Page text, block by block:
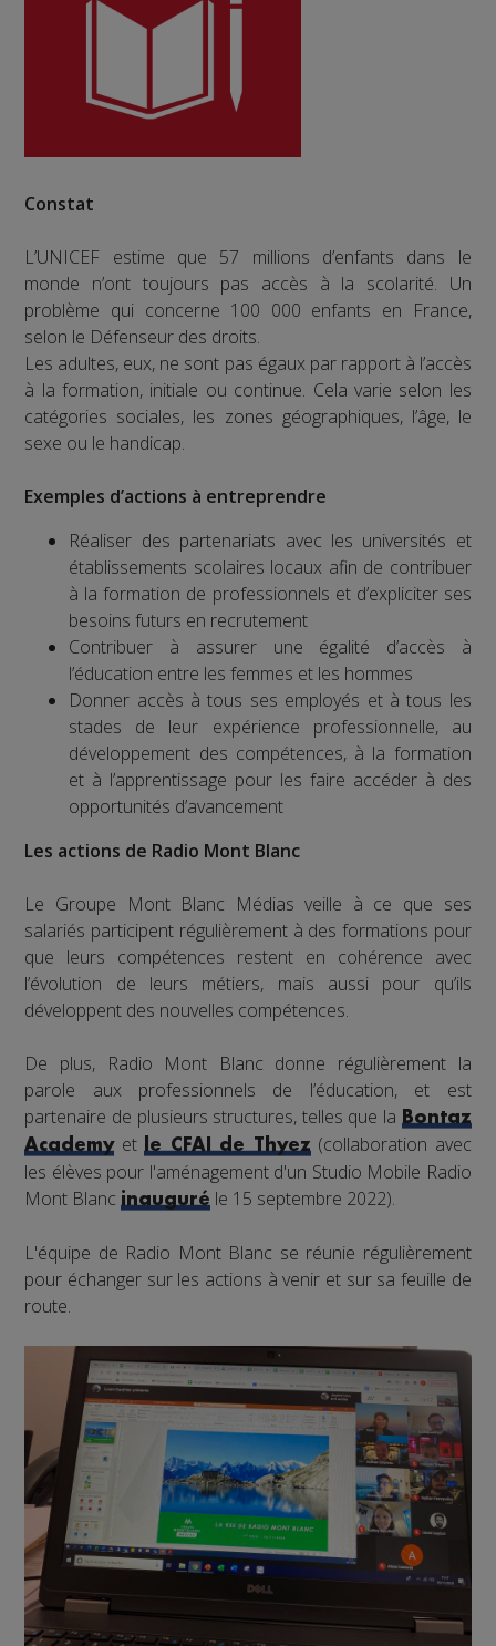
Constat
L’UNICEF estime que 57 millions d’enfants dans le
monde n’ont toujours pas accès à la scolarité. Un
problème qui concerne 100 000 enfants en France,
selon le Défenseur des droits.
Les adultes, eux, ne sont pas égaux par rapport à l’accès
à la formation, initiale ou continue. Cela varie selon les
catégories sociales, les zones géographiques, l’âge, le
sexe ou le handicap.
Exemples d’actions à entreprendre
Réaliser des partenariats avec les universités et
établissements scolaires locaux afin de contribuer
à la formation de professionnels et d’expliciter ses
besoins futurs en recrutement
Contribuer à assurer une égalité d’accès à
l’éducation entre les femmes et les hommes
Donner accès à tous ses employés et à tous les
stades de leur expérience professionnelle, au
développement des compétences, à la formation
et à l’apprentissage pour les faire accéder à des
opportunités d’avancement
Les actions de Radio Mont Blanc
Le Groupe Mont Blanc Médias veille à ce que ses
salariés participent régulièrement à des formations pour
que leurs compétences restent en cohérence avec
l’évolution de leurs métiers, mais aussi pour qu’ils
développent des nouvelles compétences.
De plus, Radio Mont Blanc donne régulièrement la
parole aux professionnels de l’éducation, et est
partenaire de plusieurs structures, telles que la Bontaz
Academyetle CFAI de Thyez(collaboration avec
les élèves pour l'aménagement d'un Studio Mobile Radio
Mont Blancinauguré le 15 septembre 2022).
L'équipe de Radio Mont Blanc se réunie régulièrement
pour échanger sur les actions à venir et sur sa feuille de
route.